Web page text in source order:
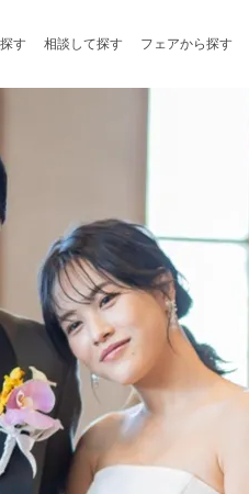
す 相談して探す フェアから探す